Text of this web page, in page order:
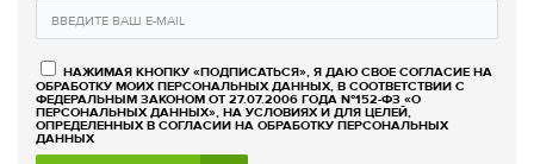
НАЖИМАЯ КНОПКУ «ПОДПИСАТЬСЯ», Я ДАЮ СВОЕ СОГЛАСИЕ НА
ОБРАБОТКУ МОИХ ПЕРСОНАЛЬНЫХ ДАННЫХ, В СООТВЕТСТВИИ С
ФЕДЕРАЛЬНЫМ ЗАКОНОМ ОТ 27.07.2006 ГОДА №152-ФЗ «О
ПЕРСОНАЛЬНЫХ ДАННЫХ», НА УСЛОВИЯХ И ДЛЯ ЦЕЛЕЙ,
ОПРЕДЕЛЕННЫХ В СОГЛАСИИ НА ОБРАБОТКУ ПЕРСОНАЛЬНЫХ
ДАННЫХ